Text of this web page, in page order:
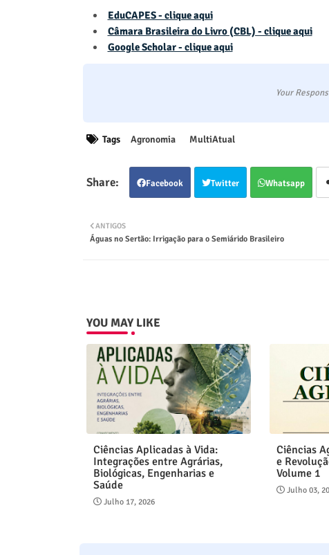
EduCAPES - clique aqui
Câmara Brasileira do Livro (CBL) - clique aqui
Google Scholar - clique aqui
Your
Tags Agronomia MultiAtual
Facebook Twitter Whatsapp
ANTIGOS
Águas no Sertão: Irrigação para o Semiárido Brasileiro
YOU MAY LIKE
Ciências Aplicadas à Vida:
Integrações entre Agrárias,
Biológicas, Engenharias e
Saúde
Julho 17, 2026
Ciências
e
Volume 1
Julho 03,